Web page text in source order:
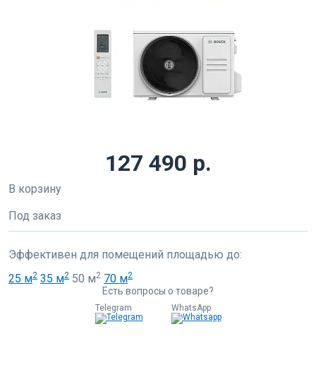
127 490 р.
В корзину
Под заказ
Эффективен для помещений площадью до:
25 м2 35 м2 50 м2 70 м2
Есть вопросы о товаре?
Telegram WhatsApp